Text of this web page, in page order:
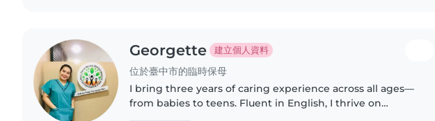
Georgette 建立個人資料
位於臺中市的臨時保母
I bring three years of caring experience across all ages—
from babies to teens. Fluent in English, I thrive on